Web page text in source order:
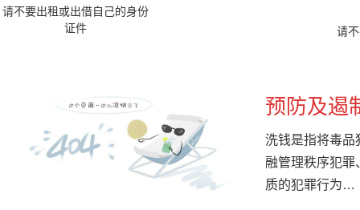
请不要出租或出借自己的身份
证件
请
预防及遏
洗钱是指将毒品
融管理秩序犯
质的犯罪行为…